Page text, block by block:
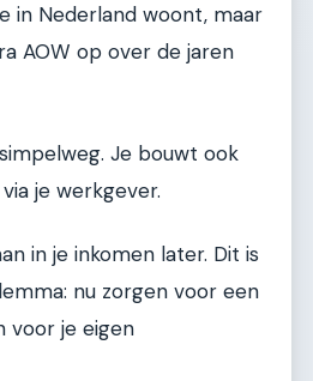
in Nederland woont, maar
AOW op over de jaren
Je bouwt ook
je werkgever.
in je inkomen later. Dit is
nu zorgen voor een
voor je eigen